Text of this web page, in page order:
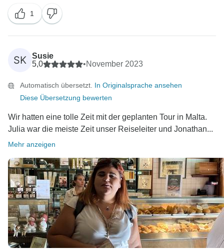
1
SK
Susie
5,0
•November 2023
Automatisch übersetzt. In Originalsprache ansehen
Diese Übersetzung bewerten
Wir hatten eine tolle Zeit mit der geplanten Tour in Malta.
Julia war die meiste Zeit unser Reiseleiter und Jonathan...
Mehr anzeigen